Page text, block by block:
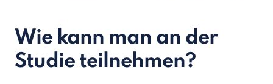
Wie kann man an der
Studie teilnehmen?